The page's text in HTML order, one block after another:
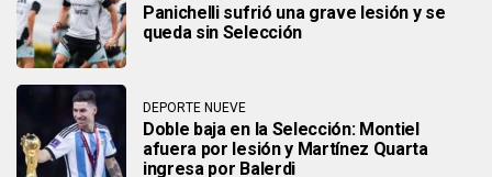
Panichelli sufrió una grave lesión y se
queda sin Selección
DEPORTE NUEVE
Doble baja en la Selección: Montiel
afuera por lesión y Martínez Quarta
ingresa por Balerdi